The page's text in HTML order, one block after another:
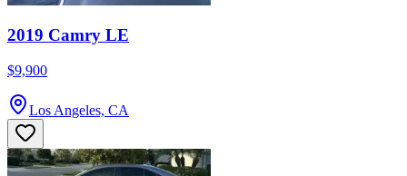
2019 Camry LE
$9,900
Los Angeles, CA